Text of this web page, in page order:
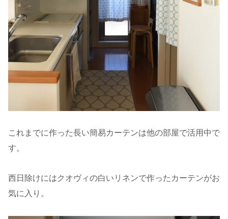
これまでに作った長い簡易カーテンは他の部屋で活用中で
す。
西日除けにはクオヴィの白いリネンで作ったカーテンがお
気に入り。